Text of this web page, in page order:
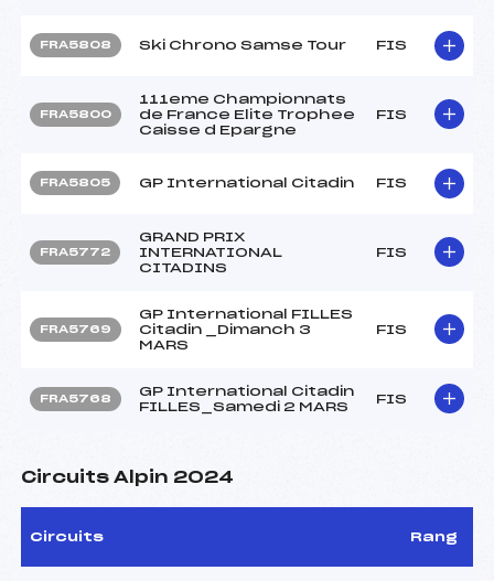
FRA5808 Ski Chrono Samse Tour FIS
FRA5800
111eme Championnats
de France Elite Trophee
Caisse d Epargne
FIS
FRA5805 GP International Citadin FIS
FRA5772
GRAND PRIX
INTERNATIONAL
CITADINS
FIS
FRA5769
GP International FILLES
Citadin _Dimanch 3
MARS
FIS
FRA5768
GP International Citadin
FILLES_Samedi 2 MARS
FIS
Circuits Alpin 2024
Circuits Rang